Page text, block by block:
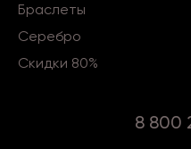
Браслеты
Серебро
Скидки 80%
8 800